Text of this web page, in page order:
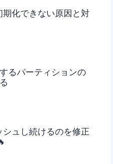
化できない原因と対
るパーティションの
ュし続けるのを修正